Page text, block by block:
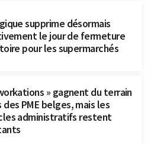
supprime désormais
le jour de fermeture
pour les supermarchés
» gagnent du terrain
des PME belges, mais les
administratifs restent